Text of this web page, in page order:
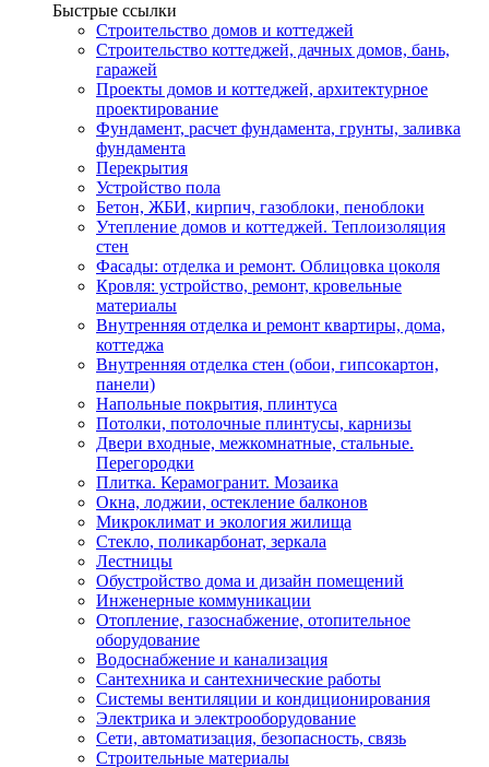
Быстрые ссылки
Строительство домов и коттеджей
Строительство коттеджей, дачных домов, бань,
гаражей
Проекты домов и коттеджей, архитектурное
проектирование
Фундамент, расчет фундамента, грунты, заливка
фундамента
Перекрытия
Устройство пола
Бетон, ЖБИ, кирпич, газоблоки, пеноблоки
Утепление домов и коттеджей. Теплоизоляция
стен
Фасады: отделка и ремонт. Облицовка цоколя
Кровля: устройство, ремонт, кровельные
материалы
Внутренняя отделка и ремонт квартиры, дома,
коттеджа
Внутренняя отделка стен (обои, гипсокартон,
панели)
Напольные покрытия, плинтуса
Потолки, потолочные плинтусы, карнизы
Двери входные, межкомнатные, стальные.
Перегородки
Плитка. Керамогранит. Мозаика
Окна, лоджии, остекление балконов
Микроклимат и экология жилища
Стекло, поликарбонат, зеркала
Лестницы
Обустройство дома и дизайн помещений
Инженерные коммуникации
Отопление, газоснабжение, отопительное
оборудование
Водоснабжение и канализация
Сантехника и сантехнические работы
Системы вентиляции и кондиционирования
Электрика и электрооборудование
Сети, автоматизация, безопасность, связь
Строительные материалы